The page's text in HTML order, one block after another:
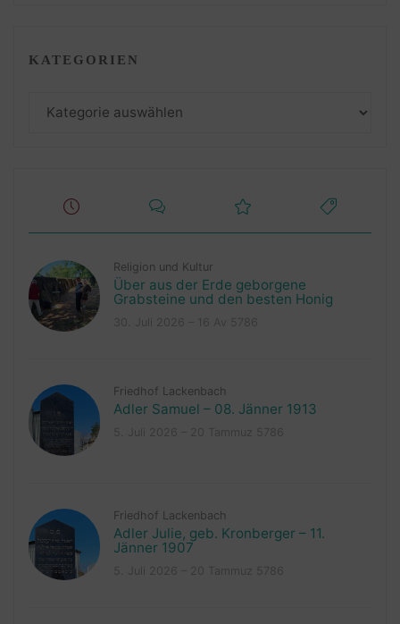
KATEGORIEN
Kategorien
Religion und Kultur
Über aus der Erde geborgene
Grabsteine und den besten Honig
Friedhof Lackenbach
Adler Samuel – 08. Jänner 1913
Friedhof Lackenbach
Adler Julie, geb. Kronberger – 11.
Jänner 1907